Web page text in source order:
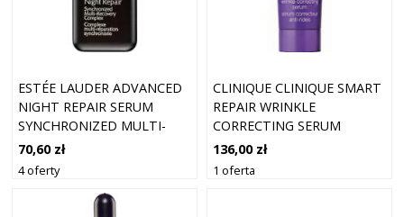
ESTÉE LAUDER ADVANCED
NIGHT REPAIR SERUM
SYNCHRONIZED MULTI-
RECOVERY COMPLEX
SERUM
PRZECIWZMARSZCZKOWE 7
70,60 zł
4 oferty
CLINIQUE CLINIQUE SMART
REPAIR WRINKLE
CORRECTING SERUM
KREMY
PRZECIWZMARSZCZKOWE
136,00 zł
1 oferta